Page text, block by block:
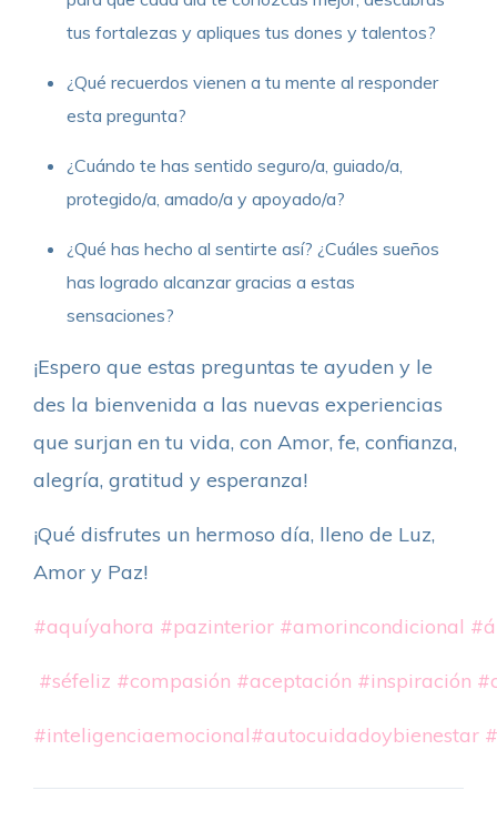
tus fortalezas y apliques tus dones y talentos?
¿Qué recuerdos vienen a tu mente al responder
esta pregunta?
¿Cuándo te has sentido seguro/a, guiado/a,
protegido/a, amado/a y apoyado/a?
¿Qué has hecho al sentirte así? ¿Cuáles sueños
has logrado alcanzar gracias a estas
sensaciones?
¡Espero que estas preguntas te ayuden y le
des la bienvenida a las nuevas experiencias
que surjan en tu vida, con Amor, fe, confianza,
alegría, gratitud y esperanza!
¡Qué disfrutes un hermoso día, lleno de Luz,
Amor y Paz!
#aquíyahora #pazinterior #amorincondicional
#séfeliz #compasión #aceptación #inspiración
#inteligenciaemocional#autocuidadoybienestar